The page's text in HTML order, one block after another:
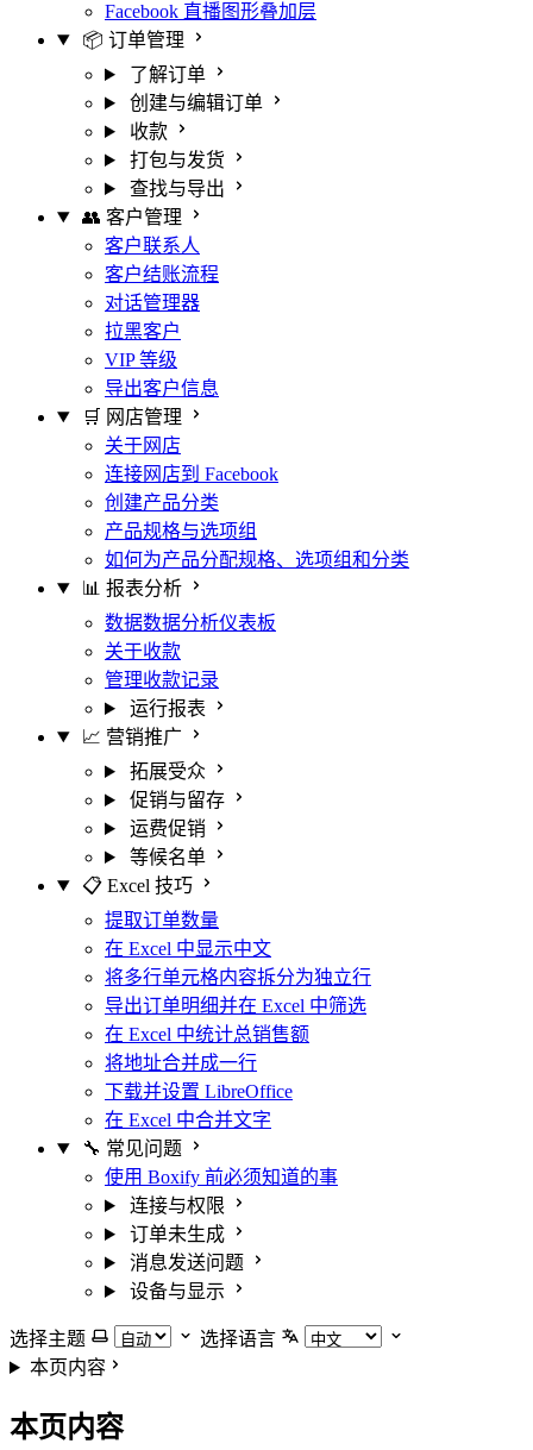
Facebook 直播图形叠加层
📦 订单管理
了解订单
创建与编辑订单
收款
打包与发货
查找与导出
👥 客户管理
客户联系人
客户结账流程
对话管理器
拉黑客户
VIP 等级
导出客户信息
🛒 网店管理
关于网店
连接网店到 Facebook
创建产品分类
产品规格与选项组
如何为产品分配规格、选项组和分类
📊 报表分析
数据数据分析仪表板
关于收款
管理收款记录
运行报表
📈 营销推广
拓展受众
促销与留存
运费促销
等候名单
📋 Excel 技巧
提取订单数量
在 Excel 中显示中文
将多行单元格内容拆分为独立行
导出订单明细并在 Excel 中筛选
在 Excel 中统计总销售额
将地址合并成一行
下载并设置 LibreOffice
在 Excel 中合并文字
🔧 常见问题
使用 Boxify 前必须知道的事
连接与权限
订单未生成
消息发送问题
设备与显示
选择主题
选择语言
本页内容
本页内容